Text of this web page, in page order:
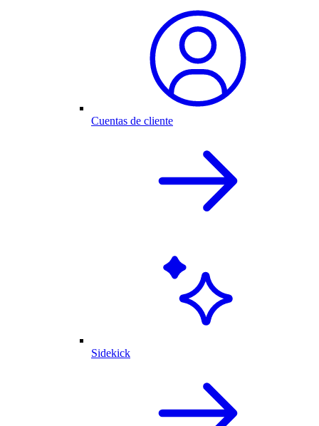
Cuentas de cliente
Sidekick